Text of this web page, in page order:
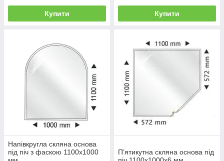
Купити Купити
Напівкругла скляна основа
під піч з фаскою 1100x1000
Пʼятикутна скляна основа під